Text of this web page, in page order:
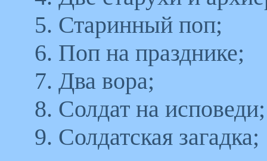
5. Старинный поп;
6. Поп на празднике;
7. Два вора;
8. Солдат на исповеди;
9. Солдатская загадка;